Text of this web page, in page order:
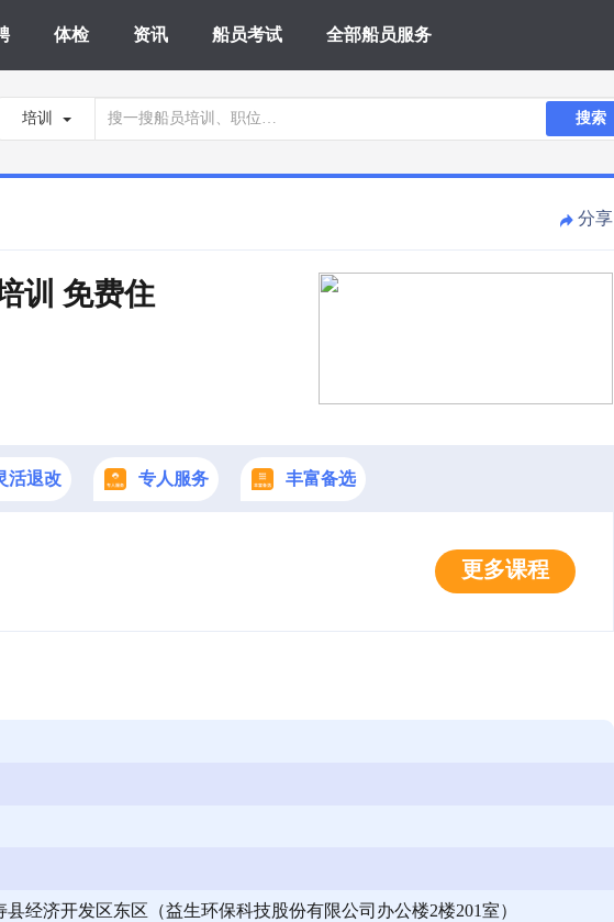
体检 资讯 船员考试 全部船员服务
培训 搜索
分享
训 免费住
活退改 专人服务 丰富备选
更多课程
经济开发区东区（益生环保科技股份有限公司办公楼2楼201室）